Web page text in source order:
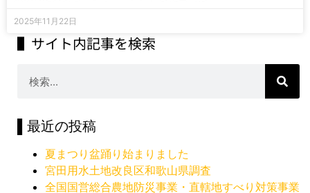
2025年11月22日
▌サイト内記事を検索
▌最近の投稿
夏まつり盆踊り始まりました
宮田用水土地改良区和歌山県調査
全国国営総合農地防災事業・直轄地すべり対策事業